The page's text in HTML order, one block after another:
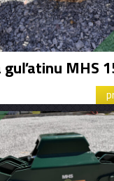
guľatinu MHS